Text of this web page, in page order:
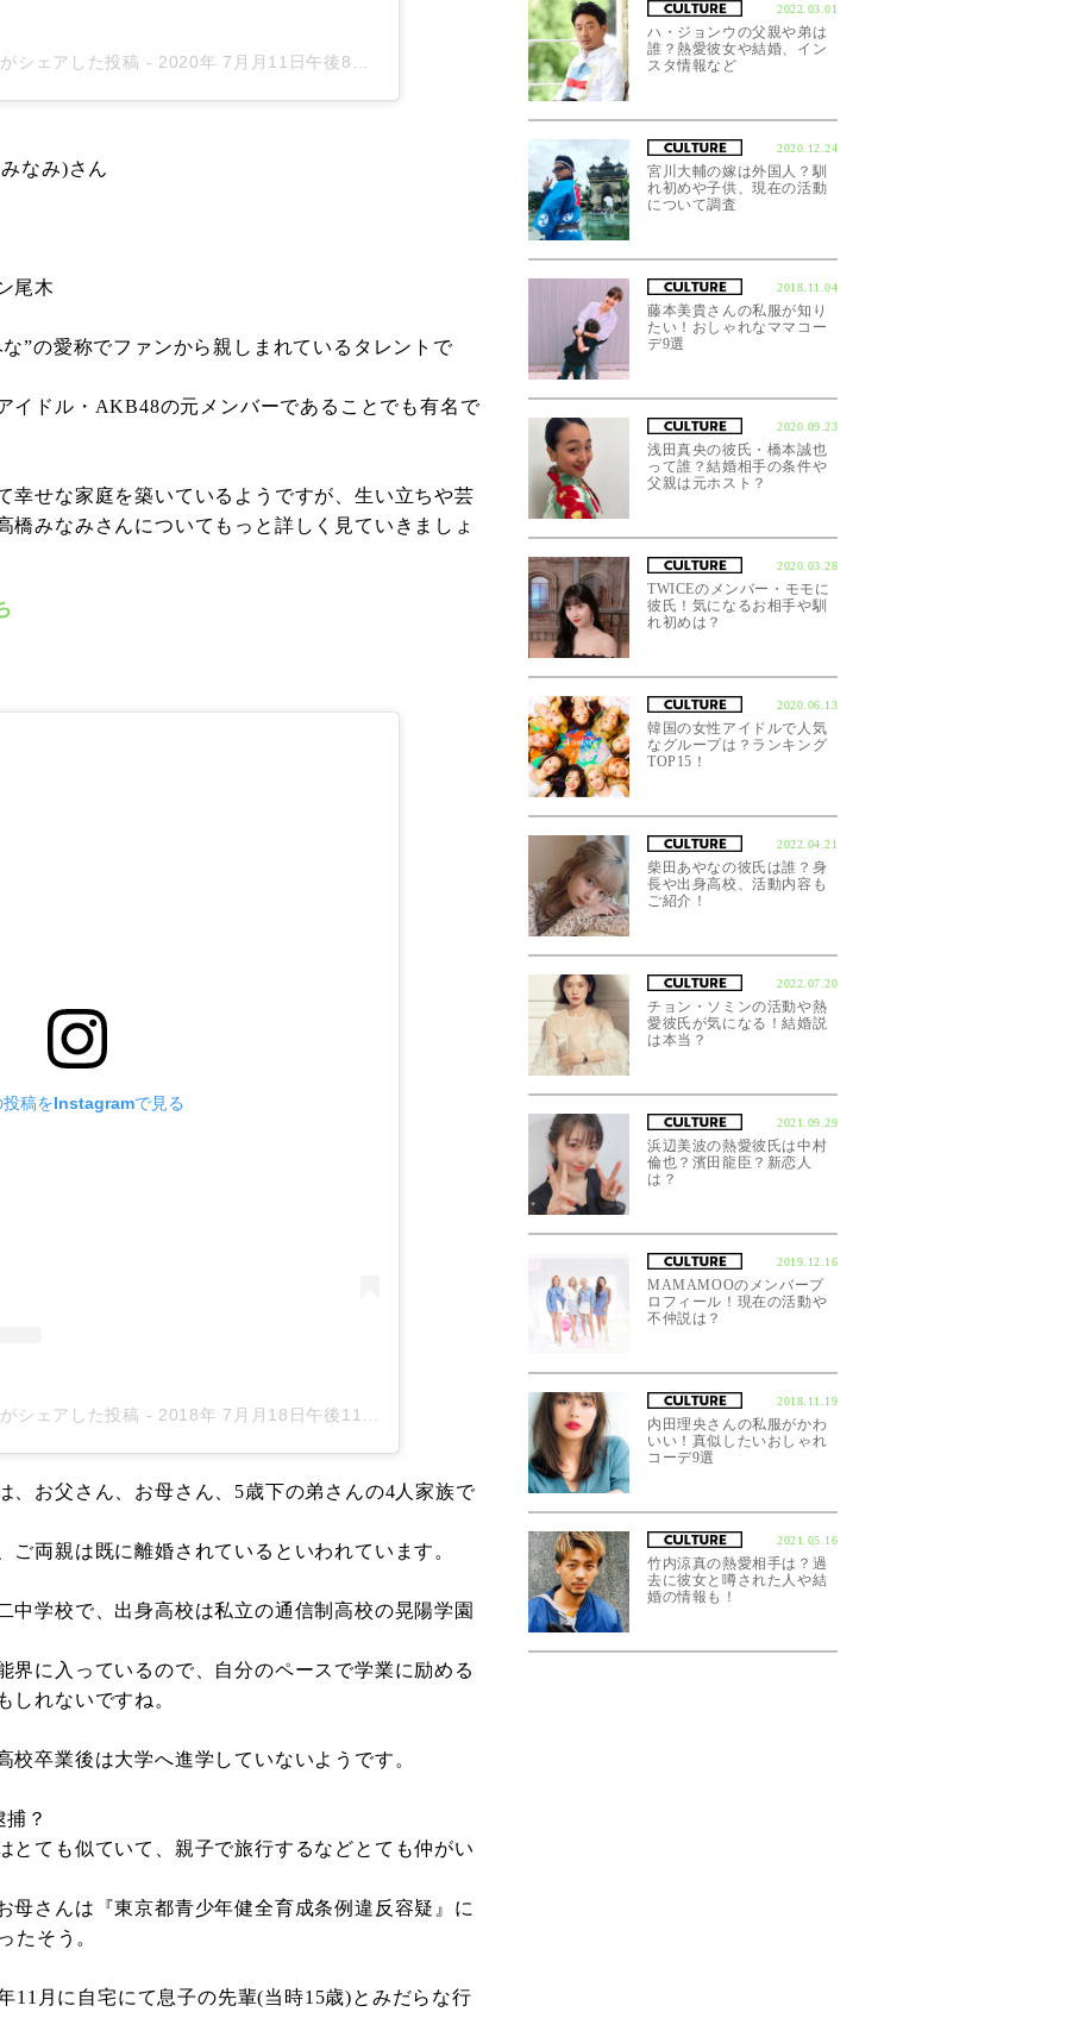
シェアした投稿 - 2020年 7月月11日午後8時27分PDT
なみ)さん
尾木
”の愛称でファンから親しまれているタレントで
イドル・AKB48の元メンバーであることでも有名で
幸せな家庭を築いているようですが、生い立ちや芸
橋みなみさんについてもっと詳しく見ていきましょ
投稿をInstagramで見る
シェアした投稿 - 2018年 7月月18日午後11時18分PDT
、お父さん、お母さん、5歳下の弟さんの4人家族で
ご両親は既に離婚されているといわれています。
中学校で、出身高校は私立の通信制高校の晃陽学園
界に入っているので、自分のペースで学業に励める
しれないですね。
校卒業後は大学へ進学していないようです。
？
とても似ていて、親子で旅行するなどとても仲がい
母さんは『東京都青少年健全育成条例違反容疑』に
たそう。
11月に自宅にて息子の先輩(当時15歳)とみだらな行
2022.03.01
ハ・ジョンウの父親や弟は
誰？熱愛彼女や結婚、イン
スタ情報など
2020.12.24
宮川大輔の嫁は外国人？馴
れ初めや子供、現在の活動
について調査
2018.11.04
藤本美貴さんの私服が知り
たい！おしゃれなママコー
デ9選
2020.09.23
浅田真央の彼氏・橋本誠也
って誰？結婚相手の条件や
父親は元ホスト？
2020.03.28
TWICEのメンバー・モモに
彼氏！気になるお相手や馴
れ初めは？
2020.06.13
韓国の女性アイドルで人気
なグループは？ランキング
TOP15！
2022.04.21
柴田あやなの彼氏は誰？身
長や出身高校、活動内容も
ご紹介！
2022.07.20
チョン・ソミンの活動や熱
愛彼氏が気になる！結婚説
は本当？
2021.09.29
浜辺美波の熱愛彼氏は中村
倫也？濱田龍臣？新恋人
は？
2019.12.16
MAMAMOOのメンバープ
ロフィール！現在の活動や
不仲説は？
2018.11.19
内田理央さんの私服がかわ
いい！真似したいおしゃれ
コーデ9選
2021.05.16
竹内涼真の熱愛相手は？過
去に彼女と噂された人や結
婚の情報も！